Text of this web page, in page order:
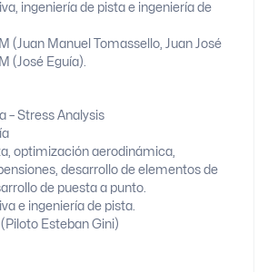
ingeniería de pista e ingeniería de
(Juan Manuel Tomassello, Juan José
(José Eguía).
– Stress Analysis
optimización aerodinámica,
desarrollo de elementos de
de puesta a punto.
e ingeniería de pista.
Esteban Gini)